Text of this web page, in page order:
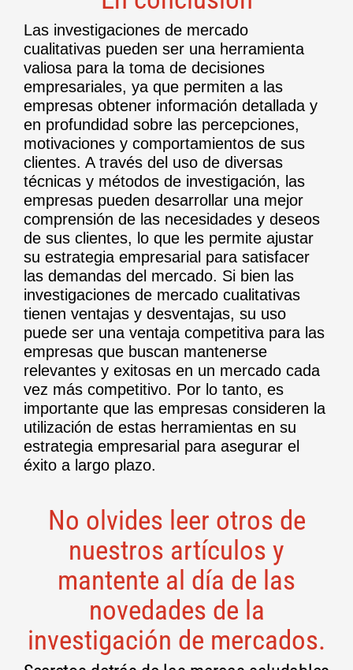
Las investigaciones de mercado
cualitativas pueden ser una herramienta
valiosa para la toma de decisiones
empresariales, ya que permiten a las
empresas obtener información detallada y
en profundidad sobre las percepciones,
motivaciones y comportamientos de sus
clientes. A través del uso de diversas
técnicas y métodos de investigación, las
empresas pueden desarrollar una mejor
comprensión de las necesidades y deseos
de sus clientes, lo que les permite ajustar
su estrategia empresarial para satisfacer
las demandas del mercado. Si bien las
investigaciones de mercado cualitativas
tienen ventajas y desventajas, su uso
puede ser una ventaja competitiva para las
empresas que buscan mantenerse
relevantes y exitosas en un mercado cada
vez más competitivo. Por lo tanto, es
importante que las empresas consideren la
utilización de estas herramientas en su
estrategia empresarial para asegurar el
éxito a largo plazo.
No olvides leer otros de
nuestros artículos y
mantente al día de las
novedades de la
investigación de mercados.